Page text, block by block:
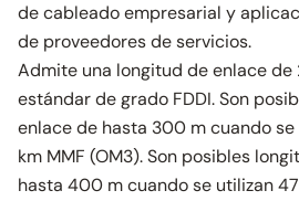
de cableado empresarial y
de proveedores de servicios.
Admite una longitud de enlace de
estándar de grado FDDI. Son
enlace de hasta 300 m cuando
km MMF (OM3). Son posibles
hasta 400 m cuando se utilizan